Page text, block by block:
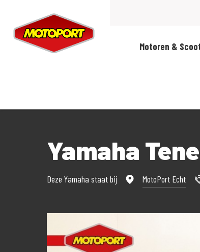
Motoren &
Yamaha
Deze Yamaha staat bij MotoPort Echt